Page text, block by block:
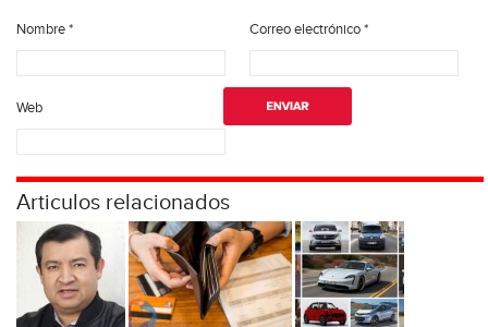
Nombre* Correo electrónico*
Web
Articulos relacionados